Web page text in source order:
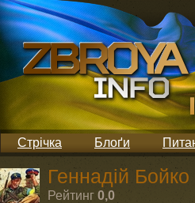
Стрічка Блоґи
Геннадій Бойко
Рейтинг 0,0